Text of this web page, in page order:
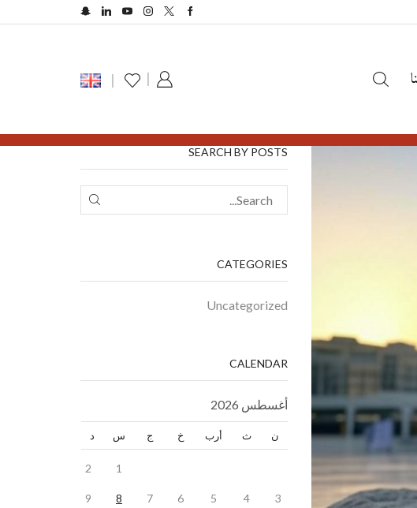
SEARCH BY POSTS
CATEGORIES
Uncategorized
CALENDAR
أغسطس 2026
ن ث أرب خ ج س د
1
2
3
4
5
6
7
8
9